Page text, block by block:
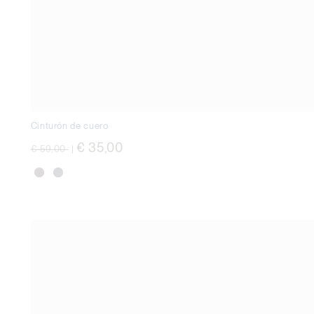
Cinturón de cuero
precio rebajado desde
€ 59,00 a| € 35,00